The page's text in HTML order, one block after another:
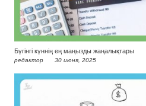
Бүгінгі күннің ең маңызды жаңалықтары
редактор 30 июня, 2025